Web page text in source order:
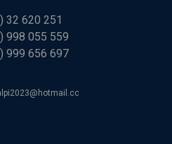
32 620 251
998 055 559
999 656 697